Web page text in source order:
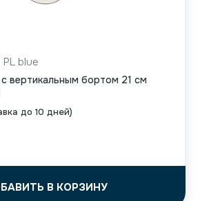
до 10 дней)
PL blue
вертикальным бортом 21 см
В КОРЗИНУ